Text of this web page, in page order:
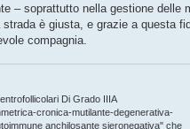
– soprattutto nella gestione
è giusta, e grazie a questa
compagnia.
Di Grado IIIA
cronica-mutilante-degenerativa-
anchilosante sieronegativa" che